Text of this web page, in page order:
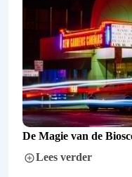
De Magie van de
Lees verder